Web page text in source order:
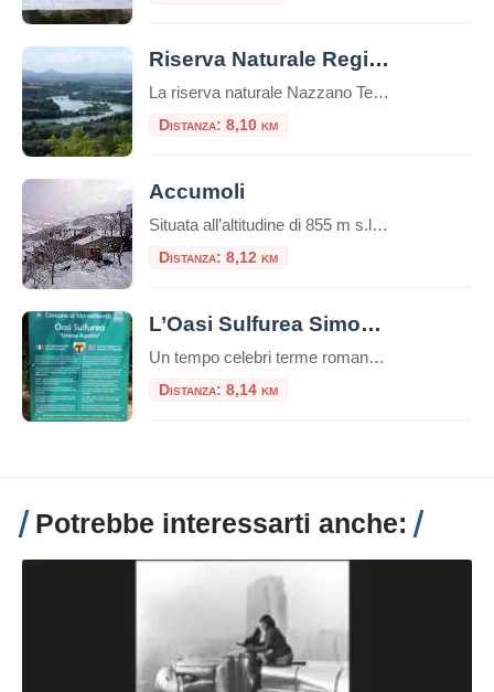
Riserva Naturale Regionale Nazzano, Tevere – Farfa
La riserva naturale Nazzano Tevere-Farfa è un'area naturale protetta situata nei comuni di Nazzano, Torrita Tiberina, Montopoli di Sabina, in provincia di Roma.La riserva è stata la prima area naturale protetta istituita dalla Regione Lazio, nel 1
Distanza: 8,10 km
Accumoli
Situata all’altitudine di 855 m s.l.m. nell’Appennino umbro-marchigiano, Accumoli appartiene alla Comunità montana del Velino. Fino al 1927 era parte della provincia dell’Aquila in Abruzzo. Il comune di Accumoli è, insieme alla confinante Arquata del Tronto, l’unico in Italia a confinare con tre regioni (Abruzzo, Marche e Umbria) diverse da quella di appartenenza (Lazio). Il […]
Distanza: 8,12 km
L’Oasi Sulfurea Simone Agostini
Un tempo celebri terme romane, oggi un sito naturalistico rigenerato e dedicato a un giovane scout. L’Oasi Sulfurea Simone Agostini è un angolo di pace e storia alle porte di Roma, un luogo dove il benessere della natura si fonde con il ricordo. Nascosta tra le colline della Sabina, nel comune di Montelibretti, si trova […]
Distanza: 8,14 km
Potrebbe interessarti anche: